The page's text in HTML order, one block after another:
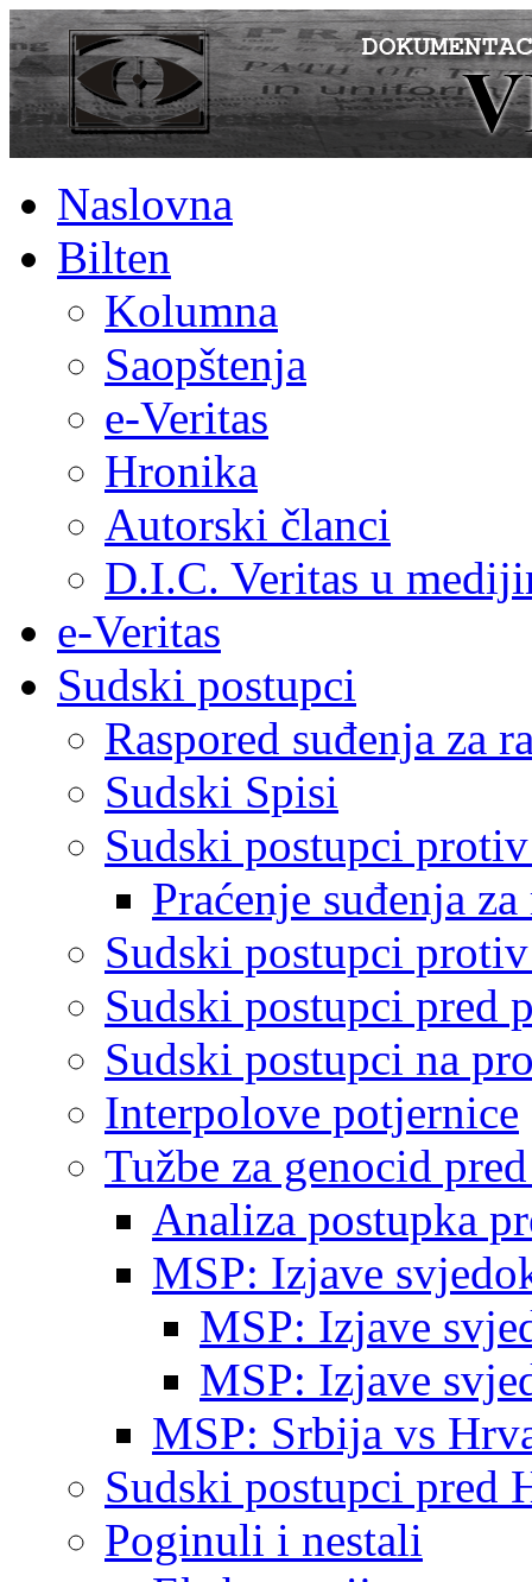
Naslovna
Bilten
Kolumna
Saopštenja
e-Veritas
Hronika
Autorski članci
D.I.C. Veritas u
e-Veritas
Sudski postupci
Raspored suđenja za
Sudski Spisi
Sudski postupci
Praćenje suđenja
Sudski postupci
Sudski postupci pred
Sudski postupci na
Interpolove potjernice
Tužbe za genocid
Analiza postupka
MSP: Izjave
MSP: Izjave
MSP: Izjave
MSP: Srbija vs
Sudski postupci pred
Poginuli i nestali